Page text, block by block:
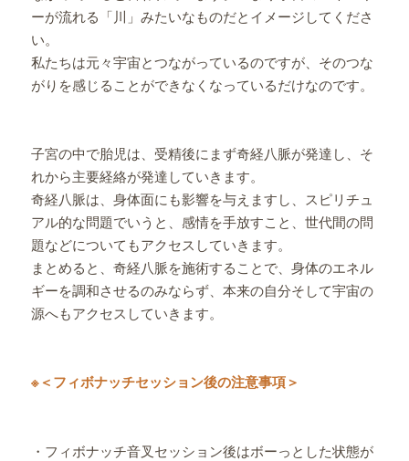
ーが流れる「川」みたいなものだとイメージしてくださ
い。
私たちは元々宇宙とつながっているのですが、そのつな
がりを感じることができなくなっているだけなのです。
子宮の中で胎児は、受精後にまず奇経八脈が発達し、そ
れから主要経絡が発達していきます。
奇経八脈は、身体面にも影響を与えますし、スピリチュ
アル的な問題でいうと、感情を手放すこと、世代間の問
題などについてもアクセスしていきます。
まとめると、奇経八脈を施術することで、身体のエネル
ギーを調和させるのみならず、本来の自分そして宇宙の
源へもアクセスしていきます。
※＜フィボナッチセッション後の注意事項＞
・フィボナッチ音叉セッション後はボーっとした状態が